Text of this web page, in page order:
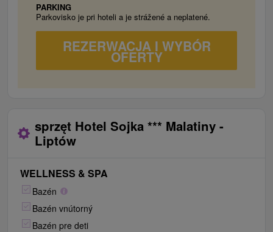
wypoczynkową, łazienka i oddzielna toaleta,
telewizor z dekoderem SAT (ten typ
zakwaterowania jest szczególnie odpowiedni
dla rodzin, które cenią sobie prywatność i
możliwość samodzielnego gotowania).
PARKING
Parkovisko je pri hoteli a je strážené a neplatené.
REZERWACJA I WYBÓR
OFERTY
sprzęt Hotel Sojka *** Malatiny -
Liptów
WELLNESS & SPA
Bazén
Bazén vnútorný
Bazén pre deti